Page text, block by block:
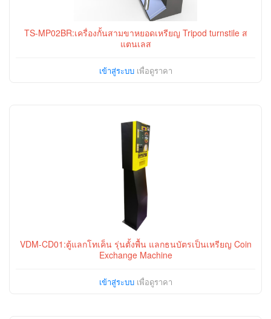
TS-MP02BR:เครื่องกั้นสามขาหยอดเหรียญ Tripod turnstile ส
แตนเลส
เข้าสู่ระบบเพื่อดูราคา
VDM-CD01:ตู้แลกโทเค็น รุ่นตั้งพื้น แลกธนบัตรเป็นเหรียญ Coin
Exchange Machine
เข้าสู่ระบบเพื่อดูราคา